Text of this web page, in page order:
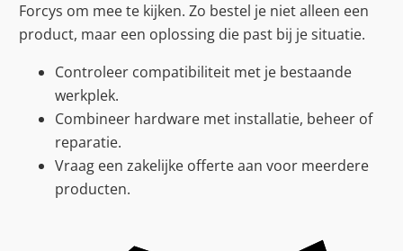
Forcys om mee te kijken. Zo bestel je niet alleen een
product, maar een oplossing die past bij je situatie.
Controleer compatibiliteit met je bestaande
werkplek.
Combineer hardware met installatie, beheer of
reparatie.
Vraag een zakelijke offerte aan voor meerdere
producten.